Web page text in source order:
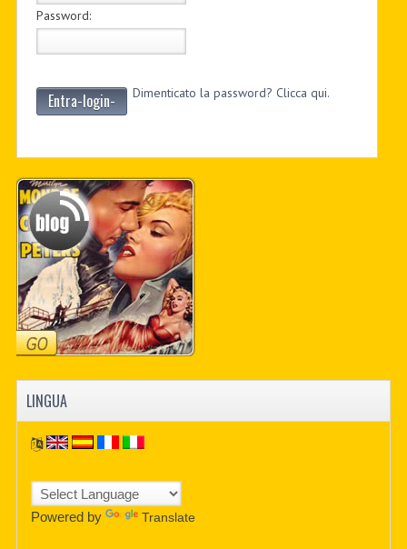
Password:
Entra-login- Dimenticato la password? Clicca qui.
LINGUA
Powered by Translate